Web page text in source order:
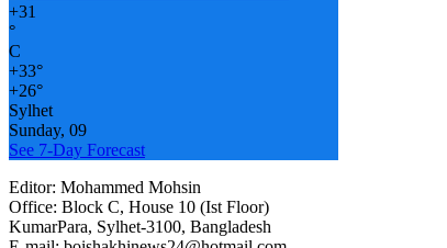
+31
°
C
+33°
+26°
Sylhet
Sunday, 09
See 7-Day Forecast
Editor: Mohammed Mohsin
Office: Block C, House 10 (Ist Floor)
KumarPara, Sylhet-3100, Bangladesh